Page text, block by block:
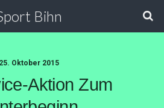
Bihn
25. Oktober 2015
Aktion Zum